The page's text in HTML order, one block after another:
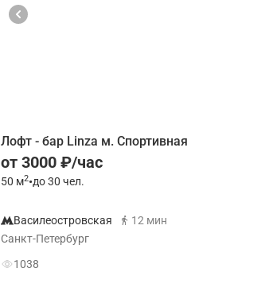
Лофт - бар Linza м. Спортивная
от 3000 ₽/час
50 м2•до 30 чел.
Василеостровская
12 мин
Санкт-Петербург
1038